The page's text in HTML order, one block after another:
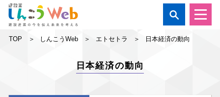

TOP しんこうWeb エトセトラ 日本経済の動向
日本経済の動向